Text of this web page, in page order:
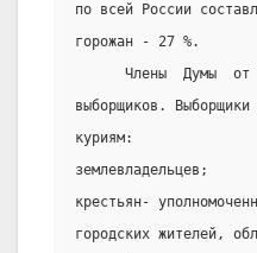
по всей России
горожан - 27 %.
Члены  Думы  от
выборщиков.
куриям:
землевладельцев;
крестьян-
городских жителей,